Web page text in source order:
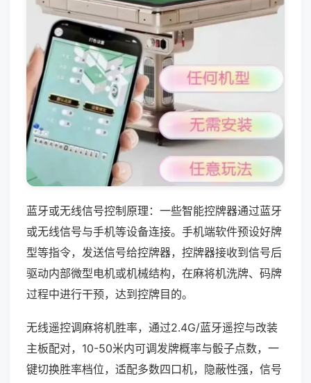
蓝牙或无线信号控制原理：一些智能控牌器通过蓝牙
或无线信号与手机等设备连接。手机端软件预设好牌
型等指令，发送信号给控牌器，控牌器接收到信号后
驱动内部微型电机或机械结构，在麻将机洗牌、码牌
过程中进行干预，达到控牌目的。
无线遥控调麻将机胜率，通过2.4G/蓝牙遥控与改装
主板配对，10-50米内可调发牌概率与骰子点数，一
键切换胜率档位，适配多数四口机，隐蔽性强，信号